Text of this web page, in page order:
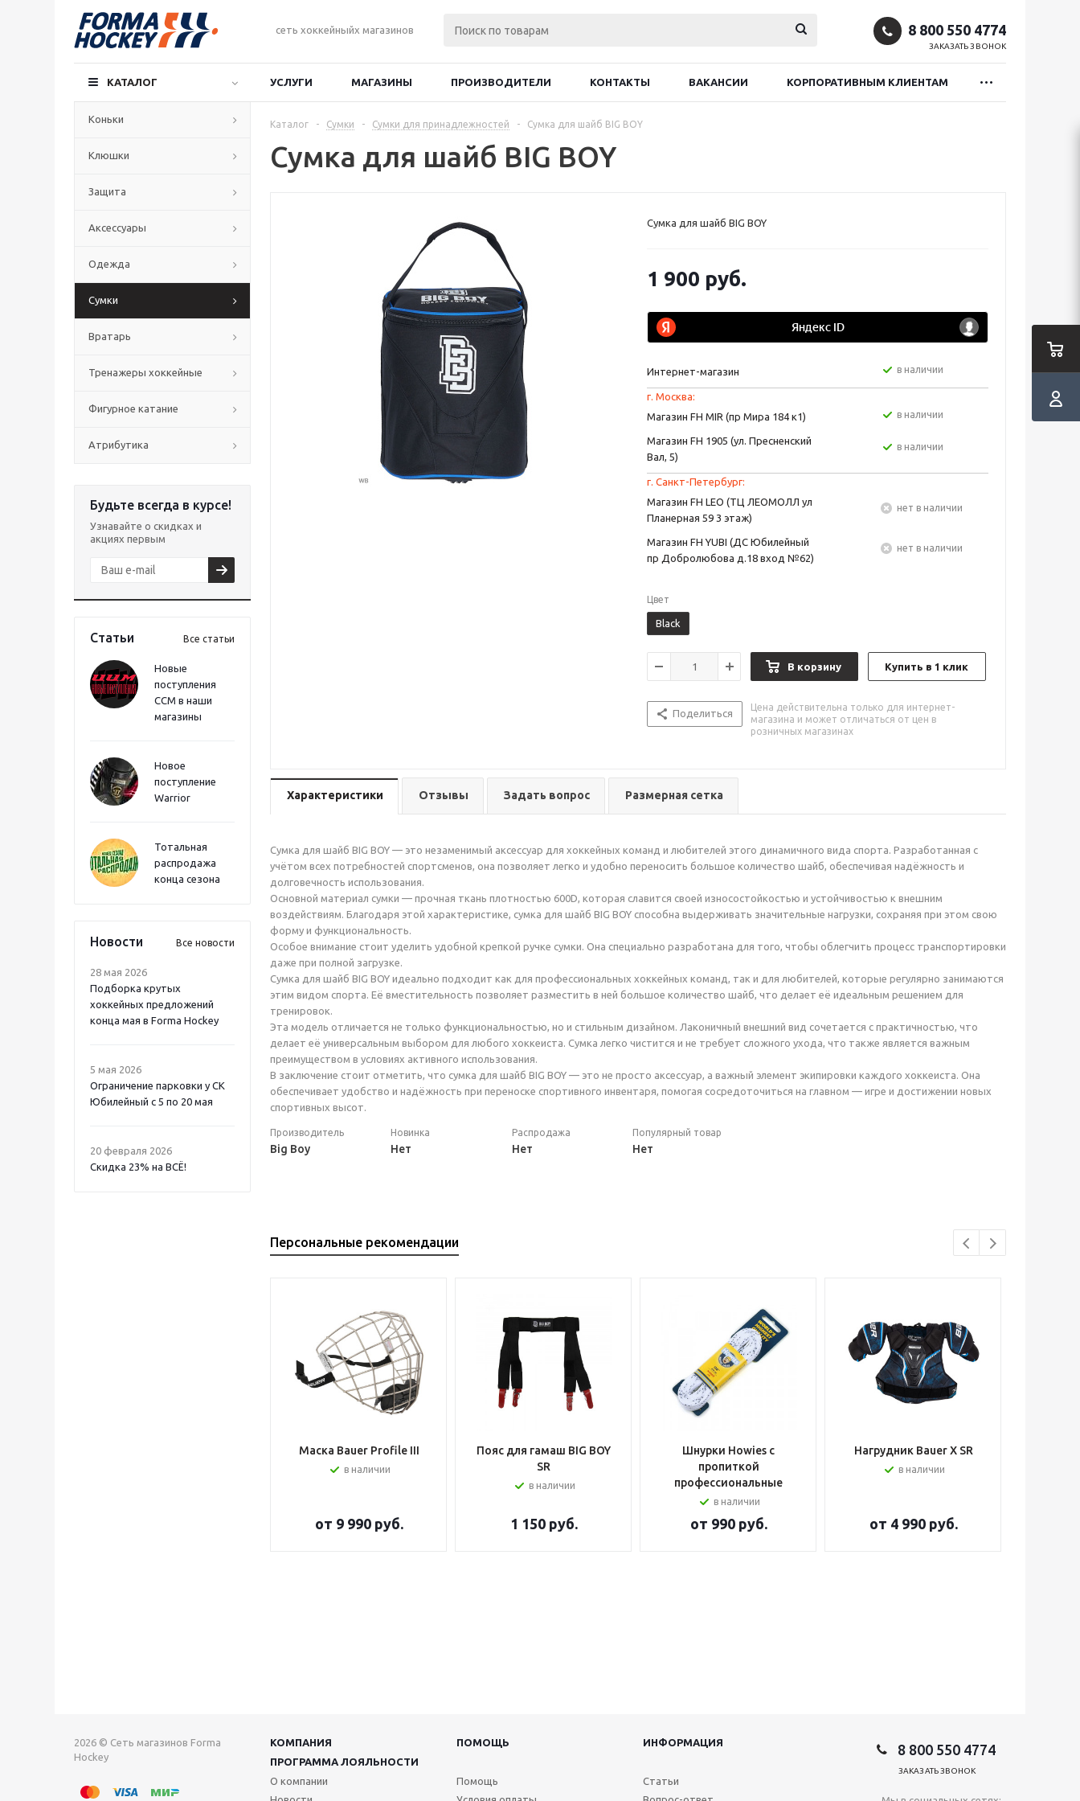
сеть хоккейныйх магазинов 8 800 550 4774
ЗАКАЗАТЬ ЗВОНОК
КАТАЛОГ УСЛУГИ МАГАЗИНЫ ПРОИЗВОДИТЕЛИ КОНТАКТЫ ВАКАНСИИ КОРПОРАТИВНЫМ КЛИЕНТАМ
Коньки
Клюшки
Защита
Аксессуары
Одежда
Сумки
Вратарь
Тренажеры хоккейные
Фигурное катание
Атрибутика
Будьте всегда в курсе!
Узнавайте о скидках и
акциях первым
Статьи Все статьи
Новые
поступления
CCM в наши
магазины
Новое
поступление
Warrior
Тотальная
распродажа
конца сезона
Новости Все новости
28 мая 2026
Подборка крутых
хоккейных предложений
конца мая в Forma Hockey
5 мая 2026
Ограничение парковки у СК
Юбилейный с 5 по 20 мая
20 февраля 2026
Скидка 23% на ВСË!
Каталог - Сумки - Сумки для принадлежностей - Сумка для шайб BIG BOY
Сумка для шайб BIG BOY
Сумка для шайб BIG BOY
1 900 руб.
Интернет-магазин в наличии
г. Москва:
Магазин FH MIR (пр Мира 184 к1)
в наличии
Магазин FH 1905 (ул. Пресненский
Вал, 5)
в наличии
г. Санкт-Петербург:
Магазин FH LEO (ТЦ ЛЕОМОЛЛ ул
Планерная 59 3 этаж)
Нет в наличии
Магазин FH YUBI (ДС Юбилейный
пр Добролюбова д.18 вход №62)
Нет в наличии
Цвет
Black
В корзину Купить в 1 клик
Поделиться
Цена действительна только для интернет-
магазина и может отличаться от цен в
розничных магазинах
Характеристики Отзывы Задать вопрос Размерная сетка
Сумка для шайб BIG BOY — это незаменимый аксессуар для хоккейных команд и любителей этого динамичного вида спорта. Разработанная с
учётом всех потребностей спортсменов, она позволяет легко и удобно переносить большое количество шайб, обеспечивая надёжность и
долговечность использования.
Основной материал сумки — прочная ткань плотностью 600D, которая славится своей износостойкостью и устойчивостью к внешним
воздействиям. Благодаря этой характеристике, сумка для шайб BIG BOY способна выдерживать значительные нагрузки, сохраняя при этом свою
форму и функциональность.
Особое внимание стоит уделить удобной крепкой ручке сумки. Она специально разработана для того, чтобы облегчить процесс транспортировки
даже при полной загрузке.
Сумка для шайб BIG BOY идеально подходит как для профессиональных хоккейных команд, так и для любителей, которые регулярно занимаются
этим видом спорта. Её вместительность позволяет разместить в ней большое количество шайб, что делает её идеальным решением для
тренировок.
Эта модель отличается не только функциональностью, но и стильным дизайном. Лаконичный внешний вид сочетается с практичностью, что
делает её универсальным выбором для любого хоккеиста. Сумка легко чистится и не требует сложного ухода, что также является важным
преимуществом в условиях активного использования.
В заключение стоит отметить, что сумка для шайб BIG BOY — это не просто аксессуар, а важный элемент экипировки каждого хоккеиста. Она
обеспечивает удобство и надёжность при переноске спортивного инвентаря, помогая сосредоточиться на главном — игре и достижении новых
спортивных высот.
Производитель
Big Boy
Новинка
Нет
Распродажа
Нет
Популярный товар
Нет
Персональные рекомендации
Маска Bauer Profile III
в наличии
от 9 990 руб.
Пояс для гамаш BIG BOY
SR
в наличии
1 150руб.
Шнурки Howies с
пропиткой
профессиональные
в наличии
от 990 руб.
Нагрудник Bauer X SR
в наличии
от 4 990 руб.
2026 © Сеть магазинов Forma
Hockey
КОМПАНИЯ ПОМОЩЬ
ИНФОРМАЦИЯ
ПРОГРАММА ЛОЯЛЬНОСТИ
О компании
Помощь
Статьи
8 800 550 4774
ЗАКАЗАТЬ ЗВОНОК